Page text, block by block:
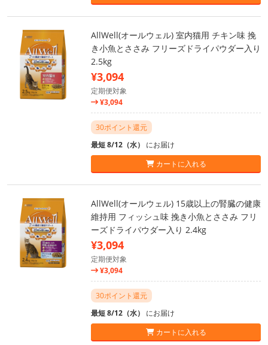
AllWell(オールウェル) 室内猫用 チキン味 挽
き小魚とささみ フリーズドライパウダー入り
2.5kg
¥3,094
定期便対象
¥3,094
30ポイント還元
最短 8/12（水） にお届け
カートに入れる
AllWell(オールウェル) 15歳以上の腎臓の健康
維持用 フィッシュ味 挽き小魚とささみ フリ
ーズドライパウダー入り 2.4kg
¥3,094
定期便対象
¥3,094
30ポイント還元
最短 8/12（水） にお届け
カートに入れる